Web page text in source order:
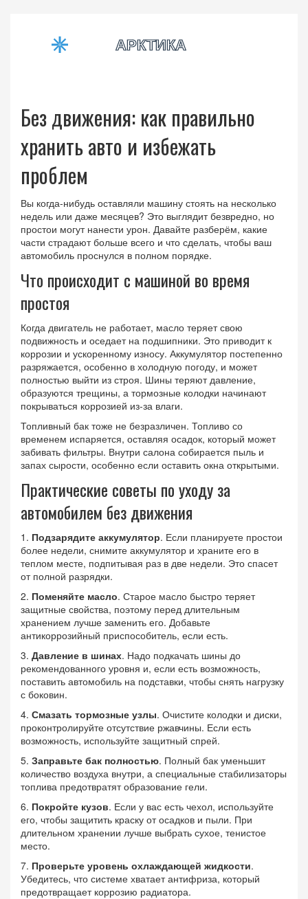
Без движения: как правильно
хранить авто и избежать
проблем
Вы когда‑нибудь оставляли машину стоять на несколько
недель или даже месяцев? Это выглядит безвредно, но
простои могут нанести урон. Давайте разберём, какие
части страдают больше всего и что сделать, чтобы ваш
автомобиль проснулся в полном порядке.
Что происходит с машиной во время
простоя
Когда двигатель не работает, масло теряет свою
подвижность и оседает на подшипники. Это приводит к
коррозии и ускоренному износу. Аккумулятор постепенно
разряжается, особенно в холодную погоду, и может
полностью выйти из строя. Шины теряют давление,
образуются трещины, а тормозные колодки начинают
покрываться коррозией из‑за влаги.
Топливный бак тоже не безразличен. Топливо со
временем испаряется, оставляя осадок, который может
забивать фильтры. Внутри салона собирается пыль и
запах сырости, особенно если оставить окна открытыми.
Практические советы по уходу за
автомобилем без движения
1. Подзарядите аккумулятор. Если планируете простои
более недели, снимите аккумулятор и храните его в
теплом месте, подпитывая раз в две недели. Это спасет
от полной разрядки.
2. Поменяйте масло. Старое масло быстро теряет
защитные свойства, поэтому перед длительным
хранением лучше заменить его. Добавьте
антикоррозийный приспособитель, если есть.
3. Давление в шинах. Надо подкачать шины до
рекомендованного уровня и, если есть возможность,
поставить автомобиль на подставки, чтобы снять нагрузку
с боковин.
4. Смазать тормозные узлы. Очистите колодки и диски,
проконтролируйте отсутствие ржавчины. Если есть
возможность, используйте защитный спрей.
5. Заправьте бак полностью. Полный бак уменьшит
количество воздуха внутри, а специальные стабилизаторы
топлива предотвратят образование гели.
6. Покройте кузов. Если у вас есть чехол, используйте
его, чтобы защитить краску от осадков и пыли. При
длительном хранении лучше выбрать сухое, тенистое
место.
7. Проверьте уровень охлаждающей жидкости.
Убедитесь, что системе хватает антифриза, который
предотвращает коррозию радиатора.